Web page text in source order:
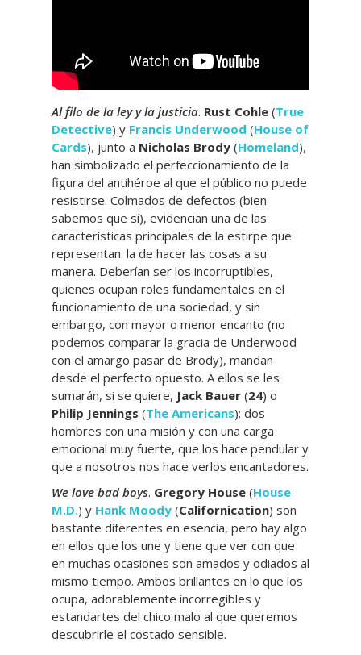
Al filo de la ley y la justicia. Rust Cohle (True
Detective) y Francis Underwood (House of
Cards), junto a Nicholas Brody (Homeland),
han simbolizado el perfeccionamiento de la
figura del antihéroe al que el público no puede
resistirse. Colmados de defectos (bien
sabemos que sí), evidencian una de las
características principales de la estirpe que
representan: la de hacer las cosas a su
manera. Deberían ser los incorruptibles,
quienes ocupan roles fundamentales en el
funcionamiento de una sociedad, y sin
embargo, con mayor o menor encanto (no
podemos comparar la gracia de Underwood
con el amargo pasar de Brody), mandan
desde el perfecto opuesto. A ellos se les
sumarán, si se quiere, Jack Bauer (24) o
Philip Jennings (The Americans): dos
hombres con una misión y con una carga
emocional muy fuerte, que los hace pendular y
que a nosotros nos hace verlos encantadores.
We love bad boys. Gregory House (House
M.D.) y Hank Moody (Californication) son
bastante diferentes en esencia, pero hay algo
en ellos que los une y tiene que ver con que
en muchas ocasiones son amados y odiados al
mismo tiempo. Ambos brillantes en lo que los
ocupa, adorablemente incorregibles y
estandartes del chico malo al que queremos
descubrirle el costado sensible.